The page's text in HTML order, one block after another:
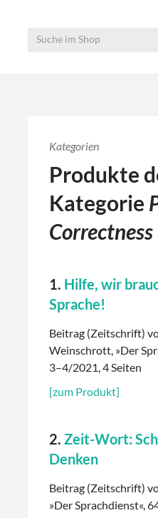
Kategorien
Produkte
Kategorie
Correctness
1. Hilfe, wir
Sprache!
Beitrag (Zeitschrift)
Weinschrott, »Der
3–4/2021, 4 Seiten
[zum Produkt]
2. Zeit-Wort:
Denken
Beitrag (Zeitschrift)
»Der Sprachdienst«,